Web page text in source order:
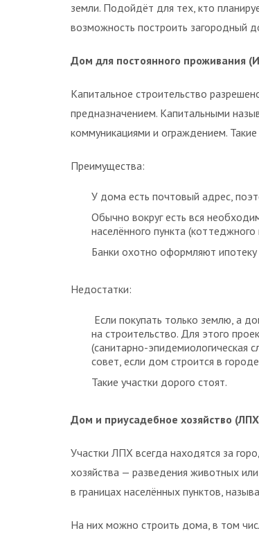
земли. Подойдёт для тех, кто
возможность построить загородный
Дом для постоянного проживания
Капитальное строительство
предназначением. Капитальными
коммуникациями и ограждением.
Преимущества:
У дома есть почтовый адрес,
Обычно вокруг есть вся
населённого пункта
Банки охотно оформляют ипотеку
Недостатки:
Если покупать только землю, а
на строительство. Для этого
(санитарно-эпидемиологическая
совет, если дом строится в
Такие участки дорого стоят.
Дом и приусадебное хозяйство
Участки ЛПХ всегда находятся за
хозяйства — разведения животных
в границах населённых пунктов,
На них можно строить дома, в том